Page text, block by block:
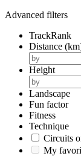
Advanced filters
TrackRank
Distance
Height
Landscape
Fun factor
Fitness
Technique
Circuits
My